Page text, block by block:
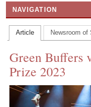
NAVIGATION
HOME
CONTACT US
INS MAIN WEBSITE
ABOUT US
Article Newsroom of
Green Buffers
Prize 2023